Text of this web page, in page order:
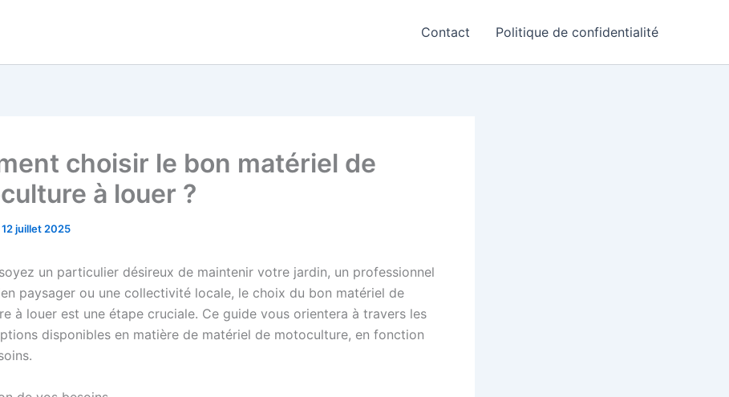
Contact Politique de confidentialité
choisir le bon matériel de
à louer ?
12 juillet 2025
un particulier désireux de maintenir votre jardin, un professionnel
paysager ou une collectivité locale, le choix du bon matériel de
à louer est une étape cruciale. Ce guide vous orientera à travers les
disponibles en matière de matériel de motoculture, en fonction